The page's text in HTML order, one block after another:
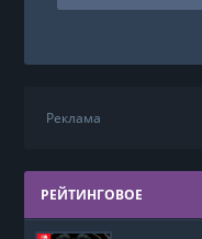
Реклама
РЕЙТИНГОВОЕ